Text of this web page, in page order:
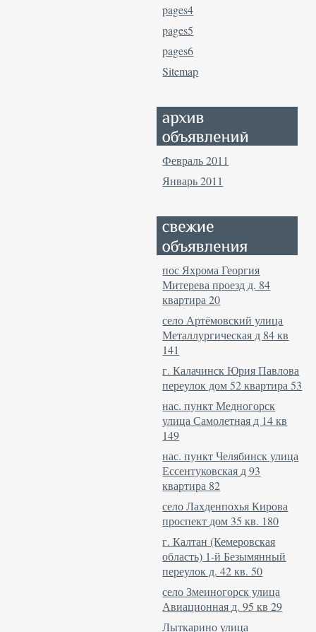
pages4
pages5
pages6
Sitemap
Февраль 2011
Январь 2011
пос Яхрома Георгия
Митерева проезд д. 84
квартира 20
село Артёмовский улица
Металлургическая д 84 кв
141
г. Калачинск Юрия Павлова
переулок дом 52 квартира 53
нас. пункт Медногорск
улица Самолетная д 14 кв
149
нас. пункт Челябинск улица
Ессентуковская д 93
квартира 82
село Лахденпохья Кирова
проспект дом 35 кв. 180
г. Калтан (Кемеровская
область) 1-й Безымянный
переулок д. 42 кв. 50
село Змеиногорск улица
Авиационная д. 95 кв 29
Лыткарино улица